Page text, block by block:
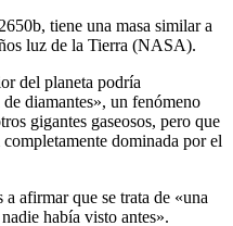
tiene una masa similar a
luz de la Tierra (NASA).
del planeta podría
diamantes», un fenómeno
gigantes gaseosos, pero que
dominada por el
afirmar que se trata de «una
había visto antes».